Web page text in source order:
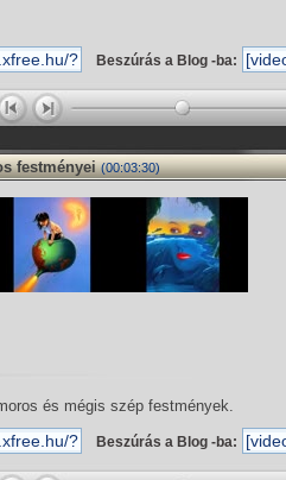
Beszúrás a Blog -ba:
festményei (00:03:30)
és mégis szép festmények.
Beszúrás a Blog -ba: